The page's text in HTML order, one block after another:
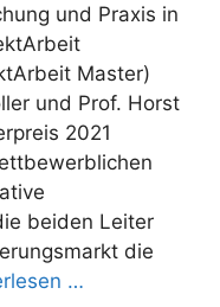
und Praxis in
Master)
und Prof. Horst
2021
beiden Leiter
die
…